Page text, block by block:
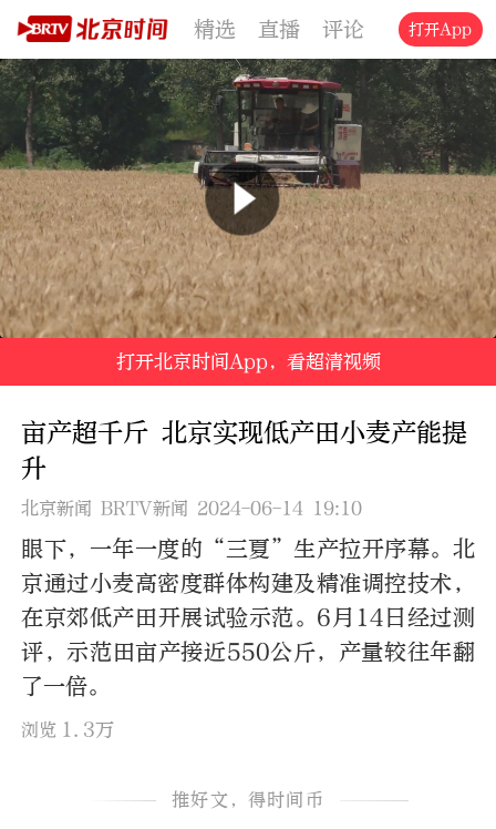
精选 直播 评论 交通 文旅
打开App
打开北京时间App，看超清视频
亩产超千斤 北京实现低产田小麦产能提
升
北京新闻 BRTV新闻 2024-06-14 19:10
眼下，一年一度的“三夏”生产拉开序幕。北
京通过小麦高密度群体构建及精准调控技术，
在京郊低产田开展试验示范。6月14日经过测
评，示范田亩产接近550公斤，产量较往年翻
了一倍。
浏览 1.3万
推好文，得时间币